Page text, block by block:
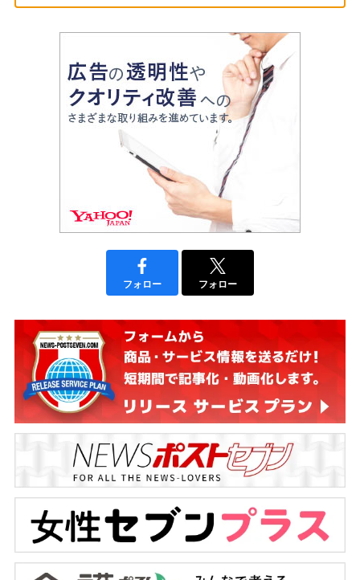
フォロー フォロー